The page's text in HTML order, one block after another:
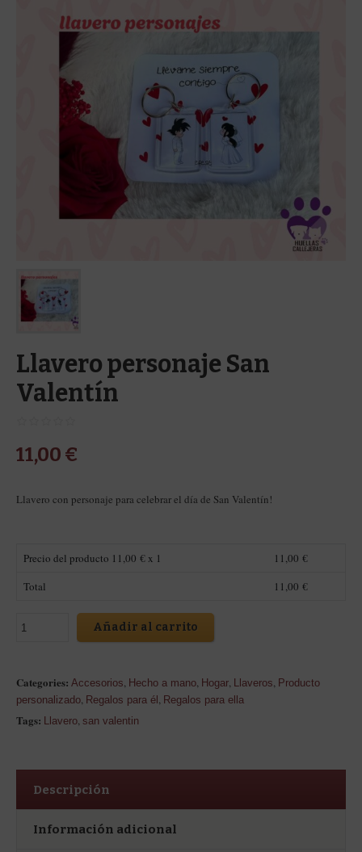
Llavero personaje San
Valentín
11,00 €
Llavero con personaje para celebrar el día de San Valentín!
Precio del producto 11,00 € x 1 11,00 €
Total
11,00 €
Añadir al carrito
Categories: Accesorios, Hecho a mano, Hogar, Llaveros, Producto
personalizado, Regalos para él , Regalos para ella
Tags: Llavero, san valentin
Descripción
Información adicional